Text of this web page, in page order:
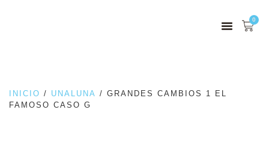
0
INICIO / UNALUNA / GRANDES CAMBIOS 1 EL
FAMOSO CASO G